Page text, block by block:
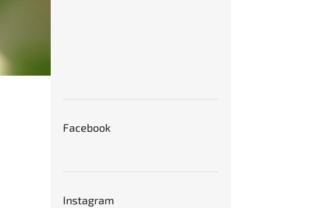
Facebook
Instagram